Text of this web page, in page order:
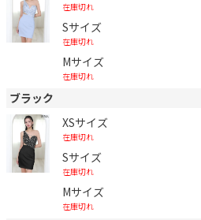
在庫切れ
Sサイズ
在庫切れ
Mサイズ
在庫切れ
ブラック
XSサイズ
在庫切れ
Sサイズ
在庫切れ
Mサイズ
在庫切れ